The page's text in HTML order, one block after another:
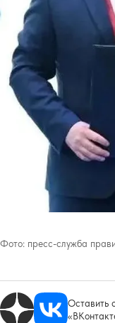
Фото: пресс-служба
Оставить